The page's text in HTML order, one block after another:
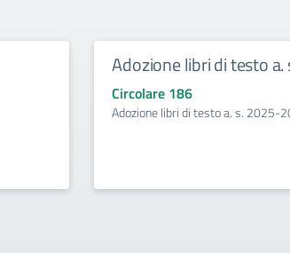
Adozione libri di testo
Circolare 186
Adozione libri di testo a. s. 2025-